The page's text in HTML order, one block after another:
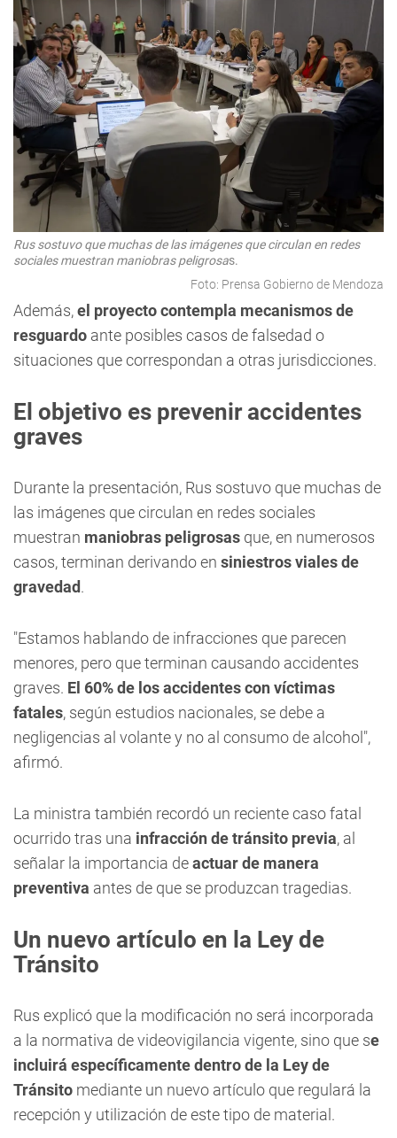
Rus sostuvo que muchas de las imágenes que circulan en redes
sociales muestran maniobras peligrosas.
Foto: Prensa Gobierno de Mendoza
Además,el proyecto contempla mecanismos de
resguardo ante posibles casos de falsedad o
situaciones que correspondan a otras jurisdicciones.
El objetivo es prevenir accidentes
graves
Durante la presentación, Rus sostuvo que muchas de
las imágenes que circulan en redes sociales
muestran maniobras peligrosas que, en numerosos
casos, terminan derivando en siniestros viales de
gravedad.
"Estamos hablando de infracciones que parecen
menores, pero que terminan causando accidentes
graves. El 60% de los accidentes con víctimas
fatales, según estudios nacionales, se debe a
negligencias al volante y no al consumo de alcohol",
afirmó.
La ministra también recordó un reciente caso fatal
ocurrido tras una infracción de tránsito previa, al
señalar la importancia deactuar de manera
preventiva antes de que se produzcan tragedias.
Un nuevo artículo en la Ley de
Tránsito
Rus explicó que la modificación no será incorporada
a la normativa de videovigilancia vigente, sino que se
incluirá específicamente dentro de la Ley de
Tránsito mediante un nuevo artículo que regulará la
recepción y utilización de este tipo de material.